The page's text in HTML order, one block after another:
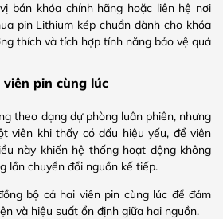
bán khóa chính hãng hoặc liên hệ nơi
pin Lithium kép chuẩn dành cho khóa
thích và tích hợp tính năng bảo vệ quá
pin cùng lúc
theo dạng dự phòng luân phiên, nhưng
viên khi thấy có dấu hiệu yếu, để viên
này khiến hệ thống hoạt động không
lần chuyển đổi nguồn kế tiếp.
bộ cả hai viên pin cùng lúc để đảm
và hiệu suất ổn định giữa hai nguồn.